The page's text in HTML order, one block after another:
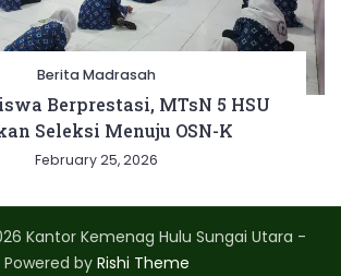
Berita Madrasah
Berprestasi, MTsN 5 HSU
Seleksi Menuju OSN-K
February 25, 2026
Kantor Kemenag Hulu Sungai Utara -
Powered by Rishi Theme